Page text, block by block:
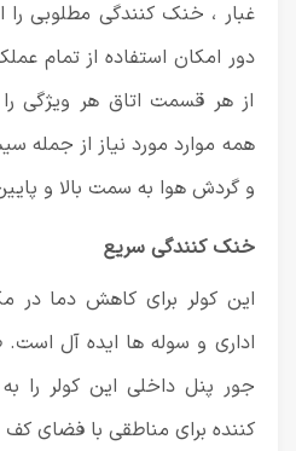
غبار ، خنک کنندگی مطلوبی را
دور امکان استفاده از تمام
از هر قسمت اتاق هر ویژگی
همه موارد مورد نیاز از
و گردش هوا به سمت بالا و
خنک کنندگی سریع
این کولر برای کاهش دما در
اداری و سوله ها ایده آل
جور پنل داخلی این کولر
کننده برای مناطقی با فضای